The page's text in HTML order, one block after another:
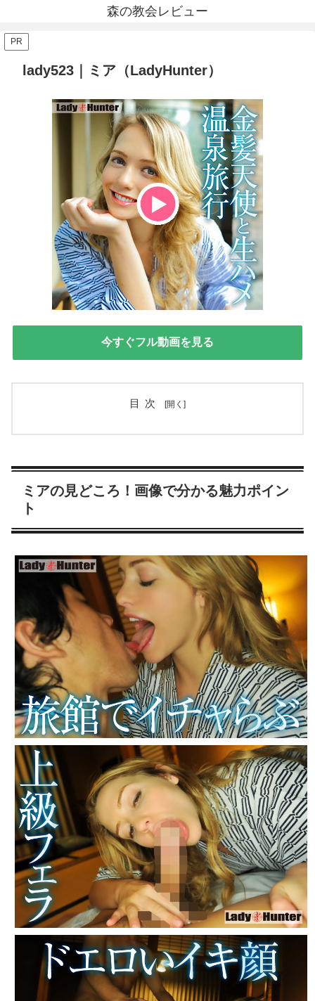
森の教会レビュー
PR
lady523｜ミア（LadyHunter）
今すぐフル動画を見る
目次
ミアの見どころ！画像で分かる魅力ポイン
ト